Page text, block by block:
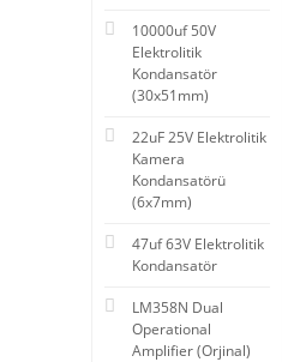
10000uf 50V
Elektrolitik
Kondansatör
(30x51mm)
22uF 25V Elektrolitik
Kamera
Kondansatörü
(6x7mm)
47uf 63V Elektrolitik
Kondansatör
LM358N Dual
Operational
Amplifier (Orjinal)